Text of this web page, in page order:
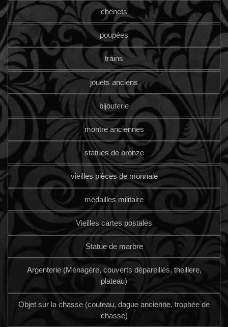
chenets
poupées
trains
jouets anciens
bijouterie
montre anciennes
statues de bronze
vieilles pièces de monnaie
médailles militaire
Vieilles cartes postales
Statue de marbre
Argenterie (Ménagère, couverts dépareillés, theillere,
plateau)
Objet sur la chasse (couteau, dague ancienne, trophée de
chasse)